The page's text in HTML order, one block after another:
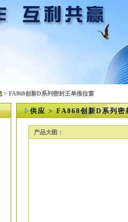
> FA868创新D系列密封王单推拉窗
供应 > FA868创新D系列密
产品大图：